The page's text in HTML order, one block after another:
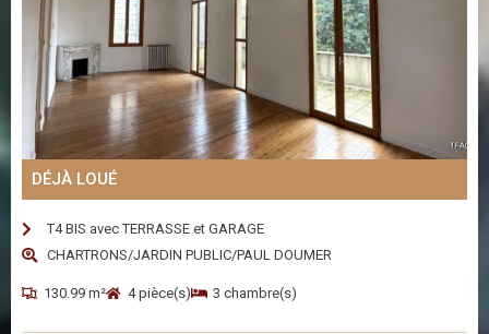
DÉJÀ LOUÉ
T4 BIS avec TERRASSE et GARAGE
CHARTRONS/JARDIN PUBLIC/PAUL DOUMER
130.99 m² 4 pièce(s) 3 chambre(s)